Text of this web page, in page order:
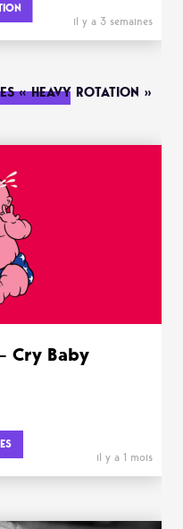
il y a 3 semaines
« HEAVY ROTATION »
Cry Baby
il y a 1 mois